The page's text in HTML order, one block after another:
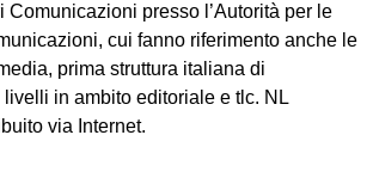
Comunicazioni presso l’Autorità per le
cui fanno riferimento anche le
prima struttura italiana di
in ambito editoriale e tlc. NL
via Internet.